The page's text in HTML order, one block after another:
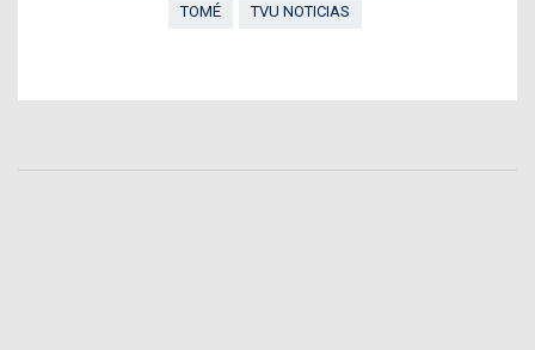
TOMÉ TVU NOTICIAS